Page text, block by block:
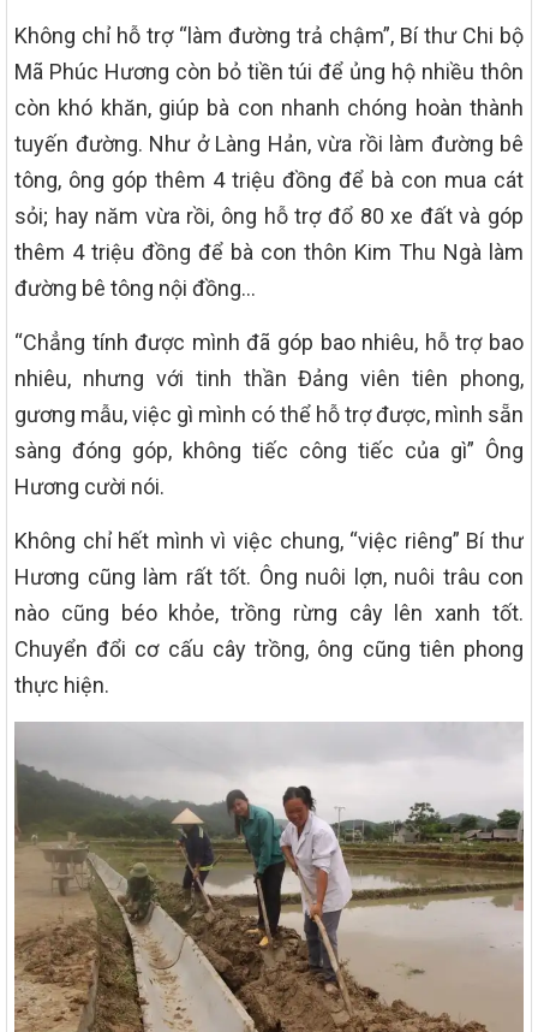
Không chỉ hỗ trợ “làm đường trả chậm”, Bí thư Chi bộ
Mã Phúc Hương còn bỏ tiền túi để ủng hộ nhiều thôn
còn khó khăn, giúp bà con nhanh chóng hoàn thành
tuyến đường. Như ở Làng Hản, vừa rồi làm đường bê
tông, ông góp thêm 4 triệu đồng để bà con mua cát
sỏi; hay năm vừa rồi, ông hỗ trợ đổ 80 xe đất và góp
thêm 4 triệu đồng để bà con thôn Kim Thu Ngà làm
đường bê tông nội đồng…
“Chẳng tính được mình đã góp bao nhiêu, hỗ trợ bao
nhiêu, nhưng với tinh thần Đảng viên tiên phong,
gương mẫu, việc gì mình có thể hỗ trợ được, mình sẵn
sàng đóng góp, không tiếc công tiếc của gì” Ông
Hương cười nói.
Không chỉ hết mình vì việc chung, “việc riêng” Bí thư
Hương cũng làm rất tốt. Ông nuôi lợn, nuôi trâu con
nào cũng béo khỏe, trồng rừng cây lên xanh tốt.
Chuyển đổi cơ cấu cây trồng, ông cũng tiên phong
thực hiện.